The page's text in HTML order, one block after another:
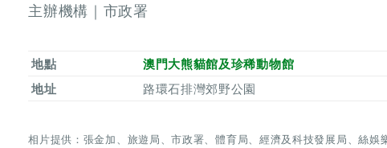
主辦機構｜市政署
地點
澳門大熊貓館及珍稀動物館
地址
路環石排灣郊野公園
相片提供：張金加、旅遊局、市政署、體育局、經濟及科技發展局、絲娛